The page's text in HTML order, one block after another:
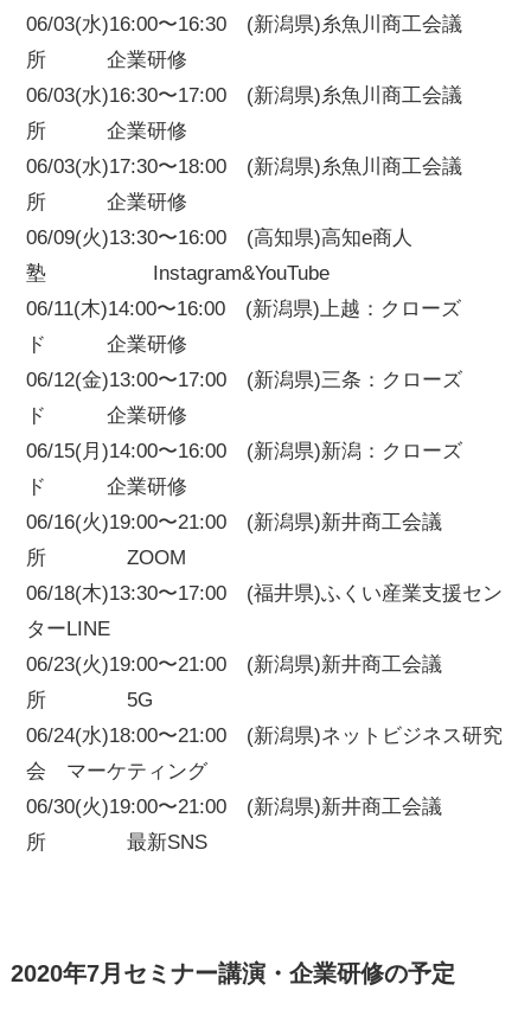
06/03(水)16:00〜16:30 (新潟県)糸魚川商工会議
所 企業研修
06/03(水)16:30〜17:00 (新潟県)糸魚川商工会議
所 企業研修
06/03(水)17:30〜18:00 (新潟県)糸魚川商工会議
所 企業研修
06/09(火)13:30〜16:00 (高知県)高知e商人
塾 Instagram&YouTube
06/11(木)14:00〜16:00 (新潟県)上越：クローズ
ド 企業研修
06/12(金)13:00〜17:00 (新潟県)三条：クローズ
ド 企業研修
06/15(月)14:00〜16:00 (新潟県)新潟：クローズ
ド 企業研修
06/16(火)19:00〜21:00 (新潟県)新井商工会議
所 ZOOM
06/18(木)13:30〜17:00 (福井県)ふくい産業支援セン
ターLINE
06/23(火)19:00〜21:00 (新潟県)新井商工会議
所 5G
06/24(水)18:00〜21:00 (新潟県)ネットビジネス研究
会 マーケティング
06/30(火)19:00〜21:00 (新潟県)新井商工会議
所 最新SNS
2020年7月セミナー講演・企業研修の予定